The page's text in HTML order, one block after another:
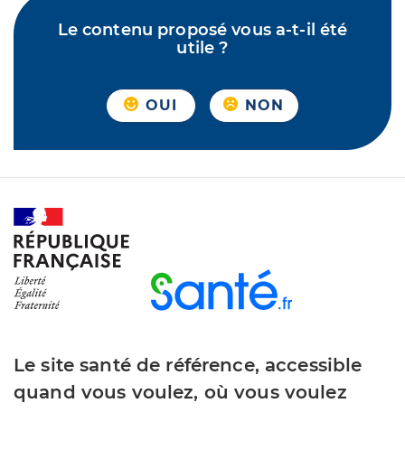
Le contenu proposé vous a-t-il été
utile ?
OUI NON
Le site santé de référence, accessible
quand vous voulez, où vous voulez